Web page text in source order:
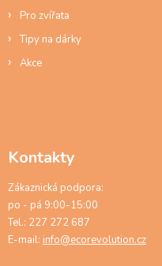
Pro zvířata
Tipy na dárky
Akce
Kontakty
Zákaznická podpora:
po - pá 9:00-15:00
Tel.: 227 272 687
E-mail: info@ecorevolution.cz